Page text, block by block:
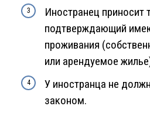
Иностранец приносит
подтверждающий
проживания
или арендуемое
У иностранца не
законом.